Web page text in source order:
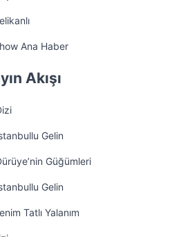
Ana Haber
Akışı
Gelin
Güğümleri
Gelin
Tatlı Yalanım